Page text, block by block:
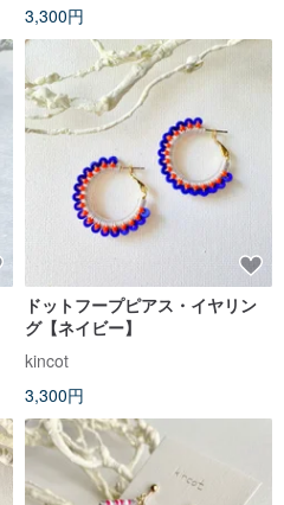
3,300円
ドットフープピアス・イヤリン
グ【ネイビー】
kincot
3,300円